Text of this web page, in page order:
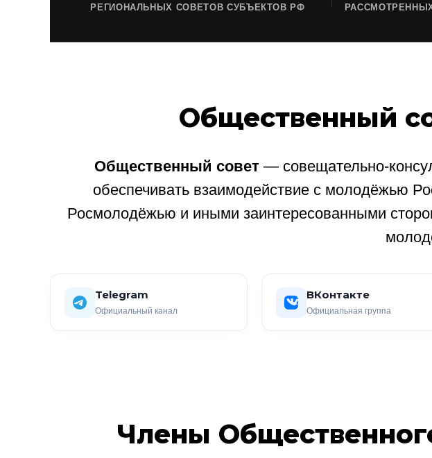
РЕГИОНАЛЬНЫХ СОВЕТОВ СУБЪЕКТОВ РФ
Общественный
Общественный совет— совещательно-
обеспечивать взаимодействие с молодёжью
Росмолодёжью и иными заинтересованными
Telegram
Официальный канал
ВКонтакте
Официальная группа
Члены